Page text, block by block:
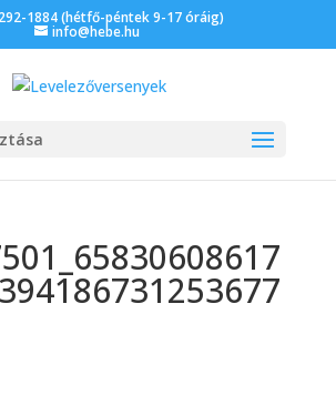
1884 (hétfő-péntek 9-17 óráig)
info@hebe.hu